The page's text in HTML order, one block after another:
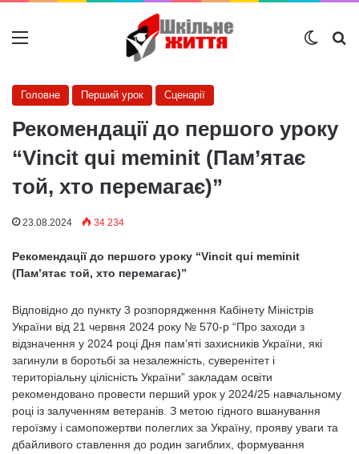
Меню
Головне Перший урок Сценарії
Рекомендації до першого уроку
“Vincit qui meminit (Пам’ятає
той, хто перемагає)”
23.08.2024 34 234
Рекомендації до першого уроку “Vincit qui meminit
(Пам’ятає той, хто перемагає)”
Відповідно до пункту 3 розпорядження Кабінету Міністрів
України від 21 червня 2024 року № 570-р “Про заходи з
відзначення у 2024 році Дня пам’яті захисників України, які
загинули в боротьбі за незалежність, суверенітет і
територіальну цілісність України” закладам освіти
рекомендовано провести перший урок у 2024/25 навчальному
році із залученням ветеранів. З метою гідного вшанування
героїзму і самопожертви полеглих за Україну, прояву уваги та
дбайливого ставлення до родин загиблих, формування